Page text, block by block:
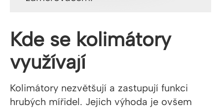
Kde se kolimátory
využívají
Kolimátory nezvětšují a zastupují funkci
hrubých mířidel. Jejich výhoda je ovšem